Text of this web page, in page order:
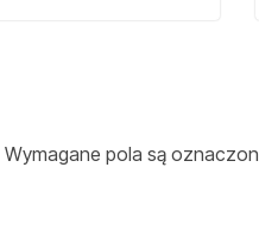
Wymagane pola są